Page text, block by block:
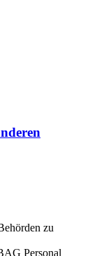
zu
Personal